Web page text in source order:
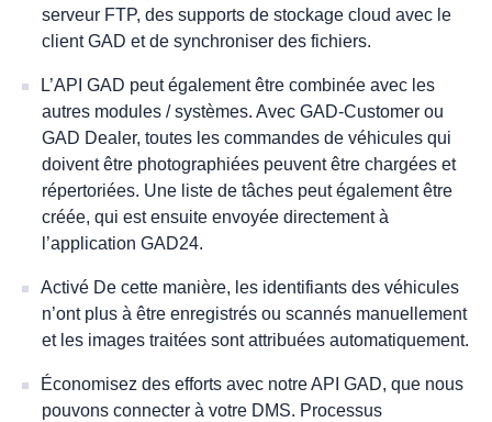
serveur FTP, des supports de stockage cloud avec le
client GAD et de synchroniser des fichiers.
L’API GAD peut également être combinée avec les
autres modules / systèmes. Avec GAD-Customer ou
GAD Dealer, toutes les commandes de véhicules qui
doivent être photographiées peuvent être chargées et
répertoriées. Une liste de tâches peut également être
créée, qui est ensuite envoyée directement à
l’application GAD24.
Activé De cette manière, les identifiants des véhicules
n’ont plus à être enregistrés ou scannés manuellement
et les images traitées sont attribuées automatiquement.
Économisez des efforts avec notre API GAD, que nous
pouvons connecter à votre DMS. Processus